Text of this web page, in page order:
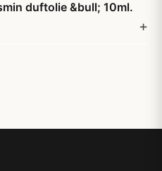
duftolie &bull; 10ml.